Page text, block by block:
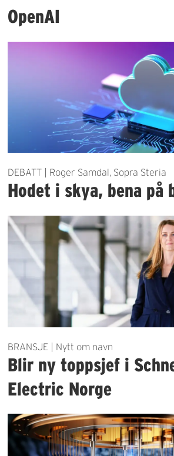
OpenAI
DEBATT | Roger Samdal, Sopra Steria
Hodet i skya, bena på
BRANSJE | Nytt om navn
Blir ny toppsjef i
Electric Norge